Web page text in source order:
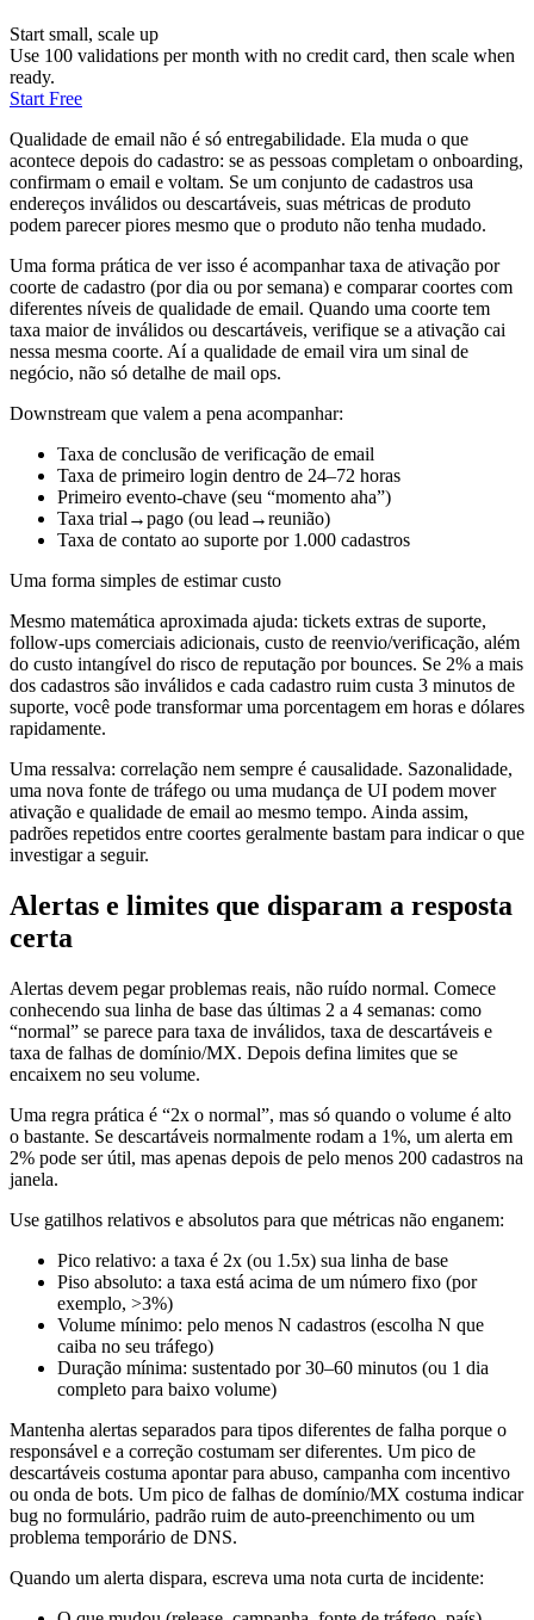
Start small, scale up
Use 100 validations per month with no credit card, then scale when
ready.
Start Free
Qualidade de email não é só entregabilidade. Ela muda o que
acontece depois do cadastro: se as pessoas completam o onboarding,
confirmam o email e voltam. Se um conjunto de cadastros usa
endereços inválidos ou descartáveis, suas métricas de produto
podem parecer piores mesmo que o produto não tenha mudado.
Uma forma prática de ver isso é acompanhar taxa de ativação por
coorte de cadastro (por dia ou por semana) e comparar coortes com
diferentes níveis de qualidade de email. Quando uma coorte tem
taxa maior de inválidos ou descartáveis, verifique se a ativação cai
nessa mesma coorte. Aí a qualidade de email vira um sinal de
negócio, não só detalhe de mail ops.
Downstream que valem a pena acompanhar:
Taxa de conclusão de verificação de email
Taxa de primeiro login dentro de 24–72 horas
Primeiro evento-chave (seu “momento aha”)
Taxa trial→pago (ou lead→reunião)
Taxa de contato ao suporte por 1.000 cadastros
Uma forma simples de estimar custo
Mesmo matemática aproximada ajuda: tickets extras de suporte,
follow-ups comerciais adicionais, custo de reenvio/verificação, além
do custo intangível do risco de reputação por bounces. Se 2% a mais
dos cadastros são inválidos e cada cadastro ruim custa 3 minutos de
suporte, você pode transformar uma porcentagem em horas e dólares
rapidamente.
Uma ressalva: correlação nem sempre é causalidade. Sazonalidade,
uma nova fonte de tráfego ou uma mudança de UI podem mover
ativação e qualidade de email ao mesmo tempo. Ainda assim,
padrões repetidos entre coortes geralmente bastam para indicar o que
investigar a seguir.
Alertas e limites que disparam a resposta
certa
Alertas devem pegar problemas reais, não ruído normal. Comece
conhecendo sua linha de base das últimas 2 a 4 semanas: como
“normal” se parece para taxa de inválidos, taxa de descartáveis e
taxa de falhas de domínio/MX. Depois defina limites que se
encaixem no seu volume.
Uma regra prática é “2x o normal”, mas só quando o volume é alto
o bastante. Se descartáveis normalmente rodam a 1%, um alerta em
2% pode ser útil, mas apenas depois de pelo menos 200 cadastros na
janela.
Use gatilhos relativos e absolutos para que métricas não enganem:
Pico relativo: a taxa é 2x (ou 1.5x) sua linha de base
Piso absoluto: a taxa está acima de um número fixo (por
exemplo, >3%)
Volume mínimo: pelo menos N cadastros (escolha N que
caiba no seu tráfego)
Duração mínima: sustentado por 30–60 minutos (ou 1 dia
completo para baixo volume)
Mantenha alertas separados para tipos diferentes de falha porque o
responsável e a correção costumam ser diferentes. Um pico de
descartáveis costuma apontar para abuso, campanha com incentivo
ou onda de bots. Um pico de falhas de domínio/MX costuma indicar
bug no formulário, padrão ruim de auto-preenchimento ou um
problema temporário de DNS.
Quando um alerta dispara, escreva uma nota curta de incidente: